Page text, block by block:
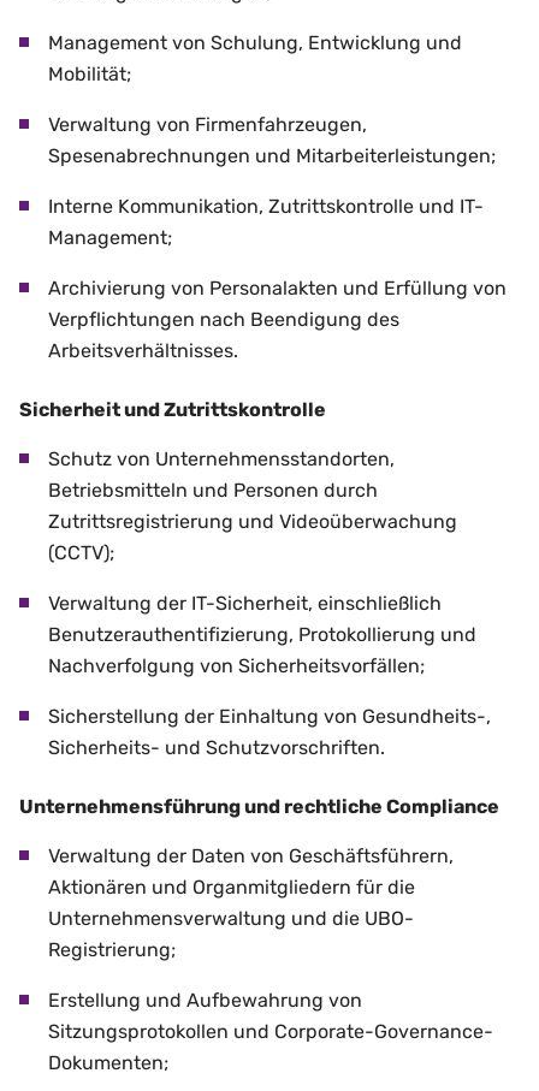
Management von Schulung, Entwicklung und
Mobilität;
Verwaltung von Firmenfahrzeugen,
Spesenabrechnungen und Mitarbeiterleistungen;
Interne Kommunikation, Zutrittskontrolle und IT-
Management;
Archivierung von Personalakten und Erfüllung von
Verpflichtungen nach Beendigung des
Arbeitsverhältnisses.
Sicherheit und Zutrittskontrolle
Schutz von Unternehmensstandorten,
Betriebsmitteln und Personen durch
Zutrittsregistrierung und Videoüberwachung
(CCTV);
Verwaltung der IT-Sicherheit, einschließlich
Benutzerauthentifizierung, Protokollierung und
Nachverfolgung von Sicherheitsvorfällen;
Sicherstellung der Einhaltung von Gesundheits-,
Sicherheits- und Schutzvorschriften.
Unternehmensführung und rechtliche Compliance
Verwaltung der Daten von Geschäftsführern,
Aktionären und Organmitgliedern für die
Unternehmensverwaltung und die UBO-
Registrierung;
Erstellung und Aufbewahrung von
Sitzungsprotokollen und Corporate-Governance-
Dokumenten;